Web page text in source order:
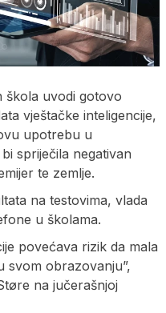
škola uvodi gotovo
vještačke inteligencije,
upotrebu u
spriječila negativan
te zemlje.
na testovima, vlada
u školama.
povećava rizik da mala
svom obrazovanju”,
na jučerašnjoj